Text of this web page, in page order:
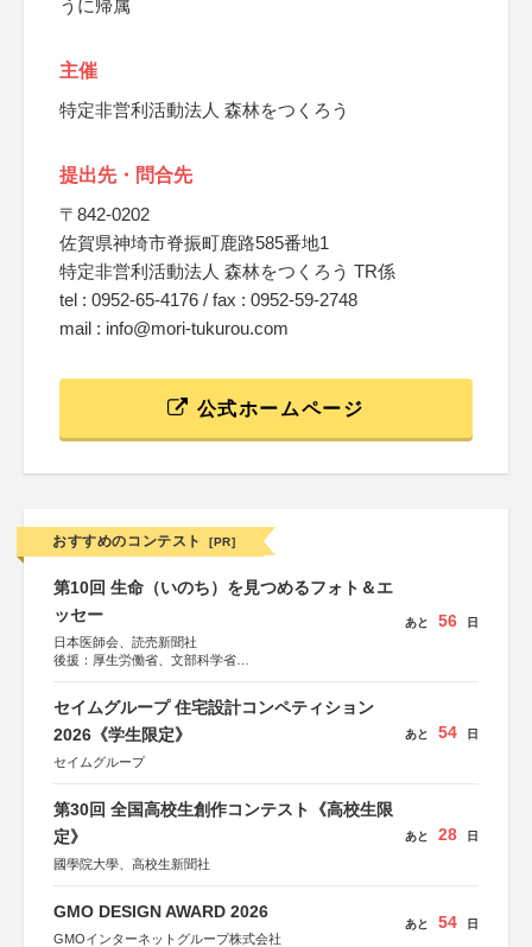
うに帰属
主催
特定非営利活動法人 森林をつくろう
提出先・問合先
〒842-0202
佐賀県神埼市脊振町鹿路585番地1
特定非営利活動法人 森林をつくろう TR係
tel : 0952-65-4176 / fax : 0952-59-2748
mail : info@mori-tukurou.com
公式ホームページ
おすすめのコンテスト [PR]
第10回 生命（いのち）を見つめるフォト＆エ
ッセー
日本医師会、読売新聞社
後援：厚生労働省、文部科学省
しん生命保険株式会社
あと 56 日
セイムグループ 住宅設計コンペティション
2026《学生限定》
セイムグループ
あと 54 日
第30回 全国高校生創作コンテスト《高校生限
定》
國學院大學、高校生新聞社
あと 28 日
GMO DESIGN AWARD 2026
GMOインターネットグループ株式会社
あと 54 日